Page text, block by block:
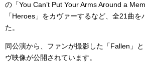
の「You Can’t Put Your Arms Around a
「Heroes」をカヴァーするなど、全21曲を
た。
同公演から、ファンが撮影した「Fallen」と
ヴ映像が公開されています。